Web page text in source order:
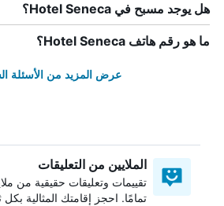
هل يوجد مسبح في Hotel Seneca؟
ما هو رقم هاتف Hotel Seneca؟
عرض المزيد من الأسئلة
الملايين من التعليقات
تقييمات وتعليقات حقيقية من
تمامًا. احجز إقامتك المثالية بكل